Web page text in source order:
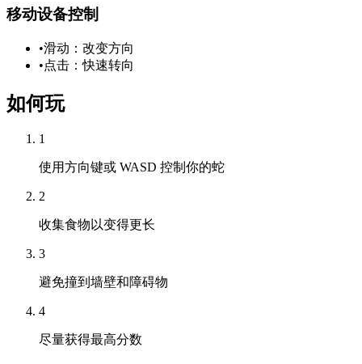
移动设备控制
•滑动：改变方向
•点击：快速转向
如何玩
1
使用方向键或 WASD 控制你的蛇
2
收集食物以变得更长
3
避免撞到墙壁和障碍物
4
尽量获得最高分数